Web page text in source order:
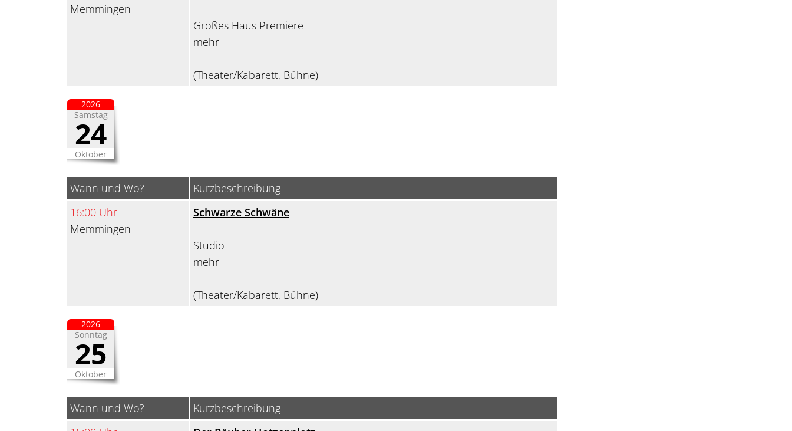
Memmingen
Großes Haus Premiere
mehr
(Theater/Kabarett, Bühne)
Samstag
24
Oktober
2026
Wann und Wo?
Kurzbeschreibung
16:00 Uhr
Memmingen
Schwarze Schwäne
Studio
mehr
(Theater/Kabarett, Bühne)
Sonntag
25
Oktober
2026
Wann und Wo?
Kurzbeschreibung